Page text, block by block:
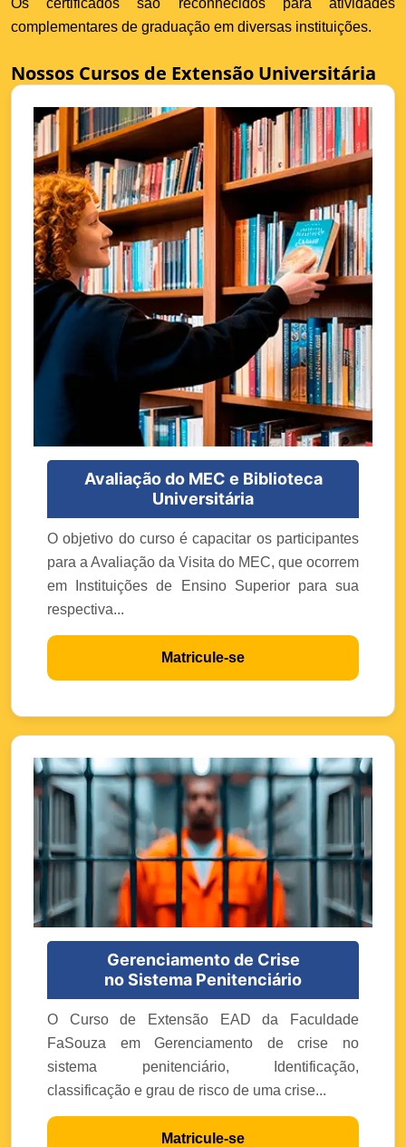
Os certificados são reconhecidos para atividades
complementares de graduação em diversas instituições.
Nossos Cursos de Extensão Universitária
Avaliação do MEC e Biblioteca
Universitária
O objetivo do curso é capacitar os participantes
para a Avaliação da Visita do MEC, que ocorrem
em Instituições de Ensino Superior para sua
respectiva...
Matricule-se
Gerenciamento de Crise
no Sistema Penitenciário
O Curso de Extensão EAD da Faculdade
FaSouza em Gerenciamento de crise no
sistema penitenciário, Identificação,
classificação e grau de risco de uma crise...
Matricule-se